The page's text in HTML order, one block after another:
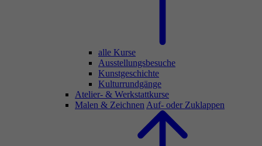
alle Kurse
Ausstellungsbesuche
Kunstgeschichte
Kulturrundgänge
Atelier- & Werkstattkurse
Malen & Zeichnen Auf- oder Zuklappen